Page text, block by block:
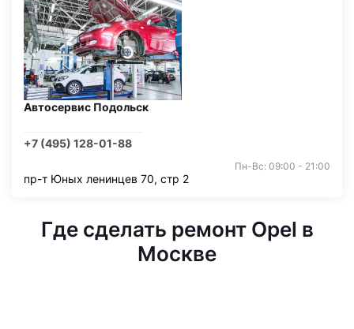
Автосервис Подольск
+7 (495) 128-01-88
Пн-Вс: 09:00 - 21:00
пр-т Юных ленинцев 70, стр 2
Где сделать ремонт Opel в
Москве